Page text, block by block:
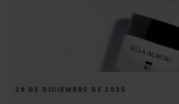
29 DE DICIEMBRE DE 2025